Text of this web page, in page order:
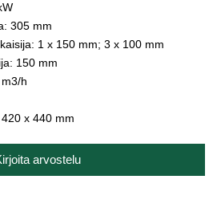
305 mm
1 x 150 mm; 3 x 100 mm
150 mm
h
x 440 mm
arvostelu